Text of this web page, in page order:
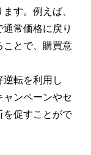
す。例えば、
通常価格に戻り
ことで、購買意
逆転を利用し
ャンペーンやセ
を促すことがで